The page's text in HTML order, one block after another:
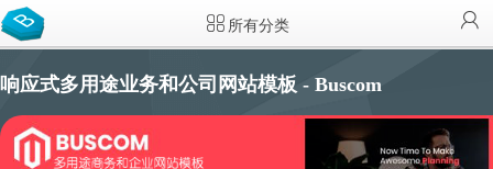
所有分类
响应式多用途业务和公司网站模板 - Buscom